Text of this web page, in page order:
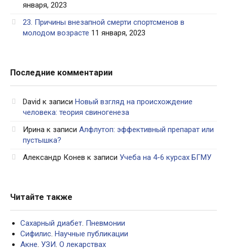
января, 2023
23. Причины внезапной смерти спортсменов в
молодом возрасте 11 января, 2023
Последние комментарии
David к записи Новый взгляд на происхождение
человека: теория свиногенеза
Ирина к записи Алфлутоп: эффективный препарат или
пустышка?
Александр Конев к записи Учеба на 4-6 курсах БГМУ
Читайте также
Сахарный диабет. Пневмонии
Сифилис. Научные публикации
Акне. УЗИ. О лекарствах